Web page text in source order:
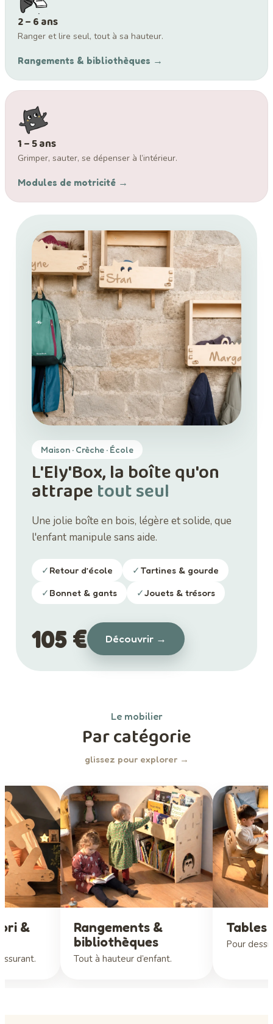
2 – 6 ans
Ranger et lire seul, tout à sa hauteur.
Rangements & bibliothèques →
1 – 5 ans
Grimper, sauter, se dépenser à l’intérieur.
Modules de motricité →
Maison · Crèche · École
L'Ely'Box, la boîte qu'on
attrapetout seul
Une jolie boîte en bois, légère et solide, que
l'enfant manipule sans aide.
✓ Retour d’école ✓ Tartines & gourde
✓ Bonnet & gants ✓Jouets & trésors
105 € Découvrir →
Le mobilier
Par catégorie
glissez pour explorer →
&
Rangements &
bibliothèques
Tout à hauteur d’enfant.
Tables
Pour